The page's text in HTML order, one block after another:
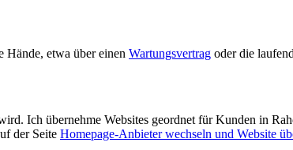
Hände, etwa über einen Wartungsvertrag oder die
Ich übernehme Websites geordnet für Kunden in
der Seite Homepage-Anbieter wechseln und Website